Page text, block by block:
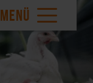
MENÜ